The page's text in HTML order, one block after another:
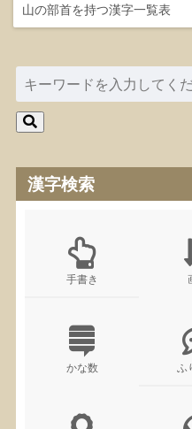
山の部首を持つ漢字一覧表
漢字検索
手書き
かな数 ふ